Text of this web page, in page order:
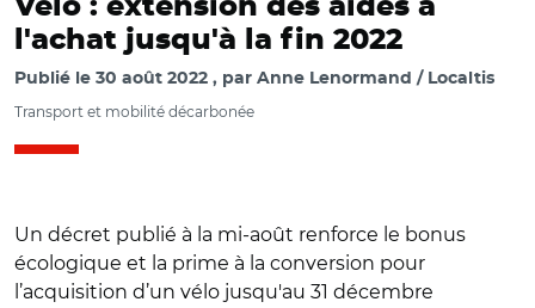
Vélo : extension des aides à
l'achat jusqu'à la fin 2022
Publié le 30 août 2022 par Anne Lenormand / Localtis
Transport et mobilité décarbonée
Un décret publié à la mi-août renforce le bonus
écologique et la prime à la conversion pour
l’acquisition d’un vélo jusqu'au 31 décembre